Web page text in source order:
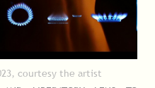
courtesy the artist